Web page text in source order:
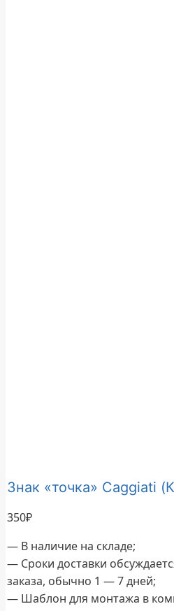
Знак «точка» Caggiati
350₽
— В наличие на складе;
— Сроки доставки
заказа, обычно 1 — 7 дней;
— Шаблон для монтажа в